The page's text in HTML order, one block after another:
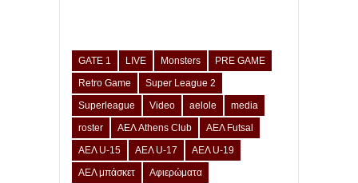
GATE 1 LIVE Monsters
PRE GAME
Retro Game
Super League 2
Superleague
Video aelole
media
roster
ΑΕΛ Athens Club
ΑΕΛ Futsal
ΑΕΛ U-15
ΑΕΛ U-17
ΑΕΛ U-19
ΑΕΛ μπάσκετ
Αφιερώματα